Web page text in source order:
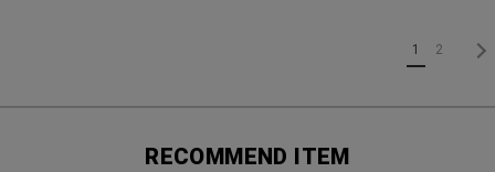
1 2
RECOMMEND ITEM